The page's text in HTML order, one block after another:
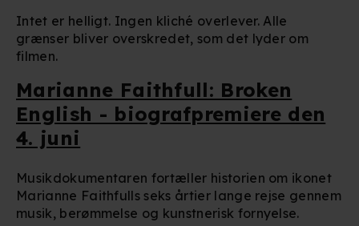
Intet er helligt. Ingen kliché overlever. Alle
grænser bliver overskredet, som det lyder om
filmen.
Marianne Faithfull: Broken
English - biografpremiere den
4. juni
Musikdokumentaren fortæller historien om ikonet
Marianne Faithfulls seks årtier lange rejse gennem
musik, berømmelse og kunstnerisk fornyelse.